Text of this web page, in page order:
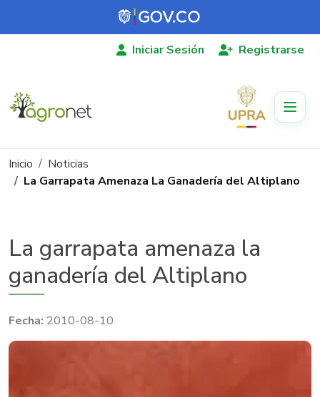
Pasar al contenido principal
Iniciar Sesión Registrarse
Ruta de navegación
Inicio
Noticias
La Garrapata Amenaza La Ganadería del Altiplano
La garrapata amenaza la
ganadería del Altiplano
2010-08-10